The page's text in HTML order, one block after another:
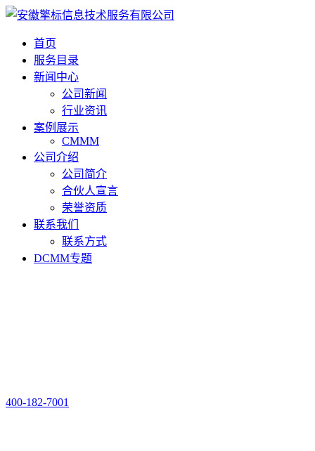
首页
服务目录
新闻中心
公司新闻
行业资讯
案例展示
CMMM
公司介绍
公司简介
合伙人宣言
荣誉资质
联系我们
联系方式
DCMM专题
400-182-7001